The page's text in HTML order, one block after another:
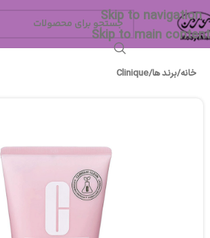
Skip to navigation
Skip to main content
خانه/برند ها/
Clinique